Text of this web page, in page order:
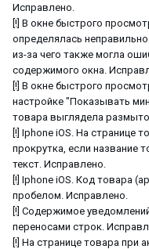
Исправлено.
[!] В окне быстрого
определялась
из-за чего также могла
содержимого окна.
[!] В окне быстрого
настройке "Показывать
товара выглядела
[!] Iphone iOS. На странице
прокрутка, если название
текст. Исправлено.
[!] Iphone iOS. Код товара
пробелом. Исправлено.
[!] Содержимое
переносами строк.
[!] На странице товара при